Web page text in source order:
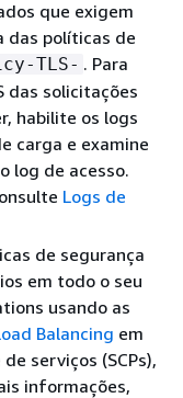
que exigem
das políticas de
TLS- . Para
das solicitações
habilite os logs
carga e examine
log de acesso.
Logs de
de segurança
em todo o seu
usando as
Balancing em
serviços (SCPs),
informações,